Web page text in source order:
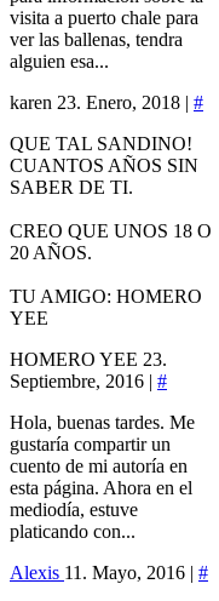
visita a puerto chale para
ver las ballenas, tendra
alguien esa...
karen 23. Enero, 2018 | #
QUE TAL SANDINO!
CUANTOS AÑOS SIN
SABER DE TI.
CREO QUE UNOS 18 O
20 AÑOS.
TU AMIGO: HOMERO
YEE
HOMERO YEE 23.
Septiembre, 2016 | #
Hola, buenas tardes. Me
gustaría compartir un
cuento de mi autoría en
esta página. Ahora en el
mediodía, estuve
platicando con...
Alexis 11. Mayo, 2016 | #